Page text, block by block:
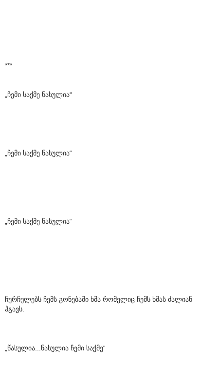
***
„ჩემი საქმე წასულია“
„ჩემი საქმე წასულია“
„ჩემი საქმე წასულია“
ჩურჩულებს ჩემს გონებაში ხმა რომელიც ჩემს ხმას ძალიან
ჰგავს.
„წასულია...წასულია ჩემი საქმე“